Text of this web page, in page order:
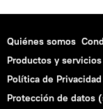
Quiénes somos
Productos y servicios
Política de Privacidad
Protección de datos